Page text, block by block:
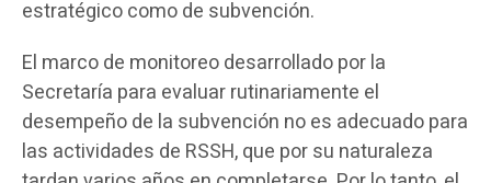
estratégico como de subvención.
El marco de monitoreo desarrollado por la
Secretaría para evaluar rutinariamente el
desempeño de la subvención no es adecuado para
las actividades de RSSH, que por su naturaleza